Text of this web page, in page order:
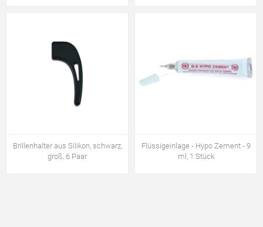
Brillenhalter aus Silikon, schwarz,
groß, 6 Paar
Flüssigeinlage - Hypo Zement - 9
ml, 1 Stück